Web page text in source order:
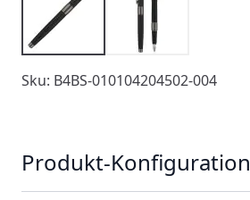
Sku: B4BS-010104204502-004
Produkt-Konfiguration